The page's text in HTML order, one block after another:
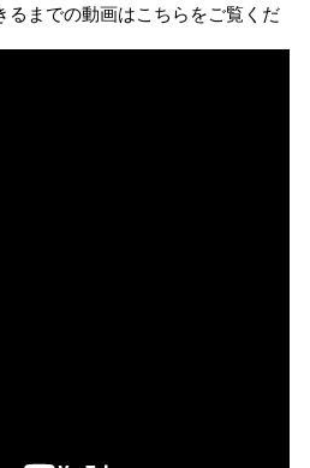
るまでの動画はこちらをご覧くだ